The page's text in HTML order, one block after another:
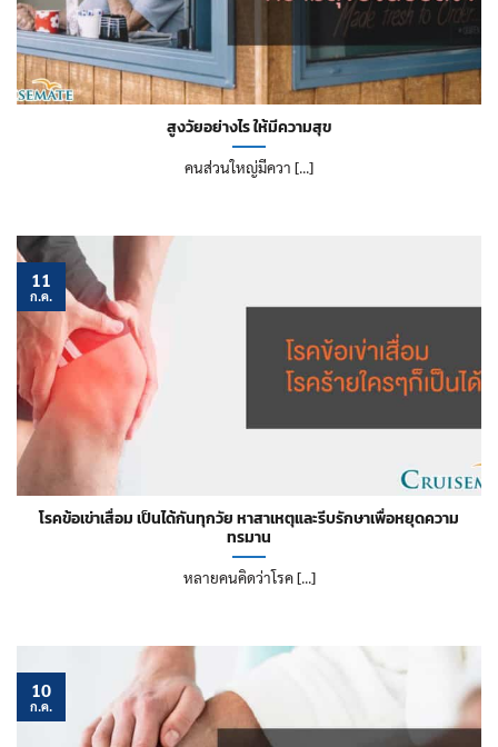
สูงวัยอย่างไร ให้มีความสุข
คนส่วนใหญ่มีควา [...]
โรคข้อเข่าเสื่อม เป็นได้กันทุกวัย หาสาเหตุและรีบรักษาเพื่อหยุดความ
ทรมาน
หลายคนคิดว่าโรค [...]
11
ก.ค.
10
ก.ค.